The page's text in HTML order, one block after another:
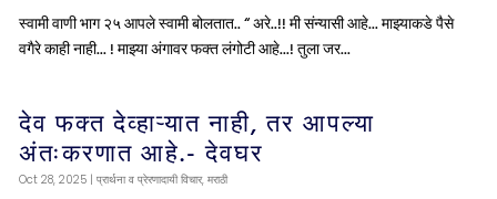
स्वामी वाणी भाग २५ आपले स्वामी बोलतात.. “ अरे..!! मी संन्यासी आहे... माझ्याकडे पैसे
वगैरे काही नाही... ! माझ्या अंगावर फक्त लंगोटी आहे...! तुला जर...
देव फक्त देव्हाऱ्यात नाही, तर आपल्या
अंतःकरणात आहे.- देवघर
Oct 28, 2025| प्रार्थना व प्रेरणादायी विचार, मराठी